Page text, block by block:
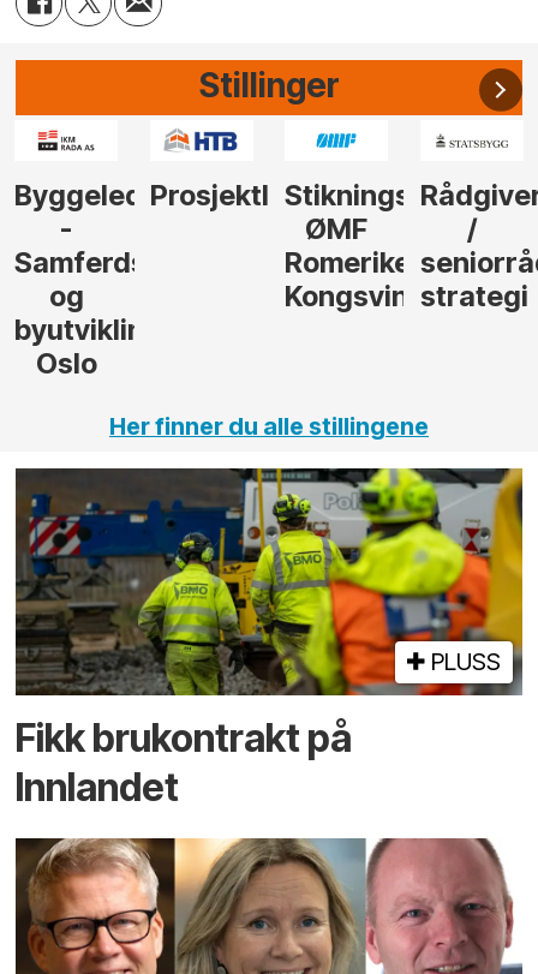
Stillinger
ProsjektlederStikningsingeniør
Kongsvinger
Rådgiver
/
seniorrådgiver
strategi
til
i Gulen
Her finner du alle stillingene
PLUSS
Fikk brukontrakt på
Innlandet